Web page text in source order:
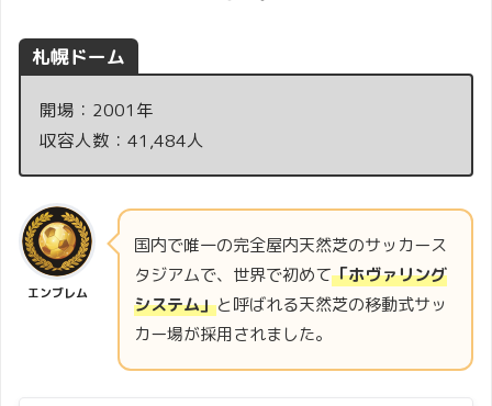
札幌ドーム
開場：2001年
収容人数：41,484人
エンブレム
国内で唯一の完全屋内天然芝のサッカース
タジアムで、世界で初めて「ホヴァリング
システム」と呼ばれる天然芝の移動式サッ
カー場が採用されました。